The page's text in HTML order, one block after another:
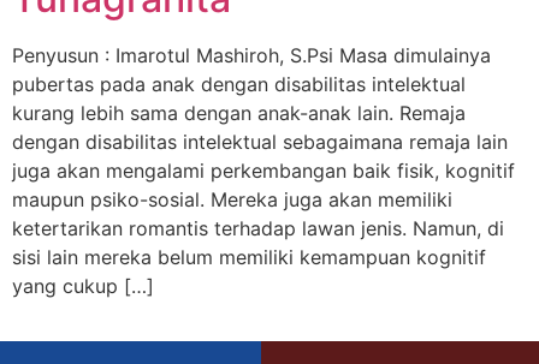
Penyusun : Imarotul Mashiroh, S.Psi Masa dimulainya
pubertas pada anak dengan disabilitas intelektual
kurang lebih sama dengan anak-anak lain. Remaja
dengan disabilitas intelektual sebagaimana remaja lain
juga akan mengalami perkembangan baik fisik, kognitif
maupun psiko-sosial. Mereka juga akan memiliki
ketertarikan romantis terhadap lawan jenis. Namun, di
sisi lain mereka belum memiliki kemampuan kognitif
yang cukup […]